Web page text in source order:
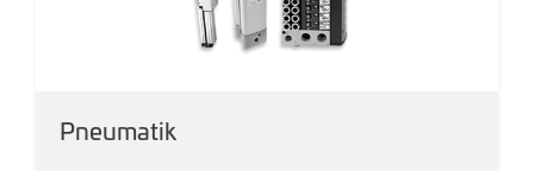
Pneumatik